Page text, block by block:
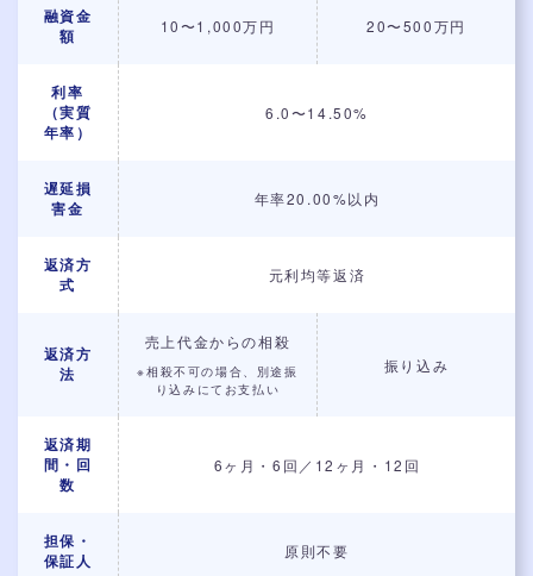
融資金
額
10〜1,000万円 20〜500万円
利率
（実質
年率）
6.0〜14.50%
遅延損
害金
年率20.00%以内
返済方
式
元利均等返済
返済方
法
売上代金からの相殺
※相殺不可の場合、別途振
り込みにてお支払い
振り込み
返済期
間・回
数
6ヶ月・6回／12ヶ月・12回
担保・
保証人
原則不要